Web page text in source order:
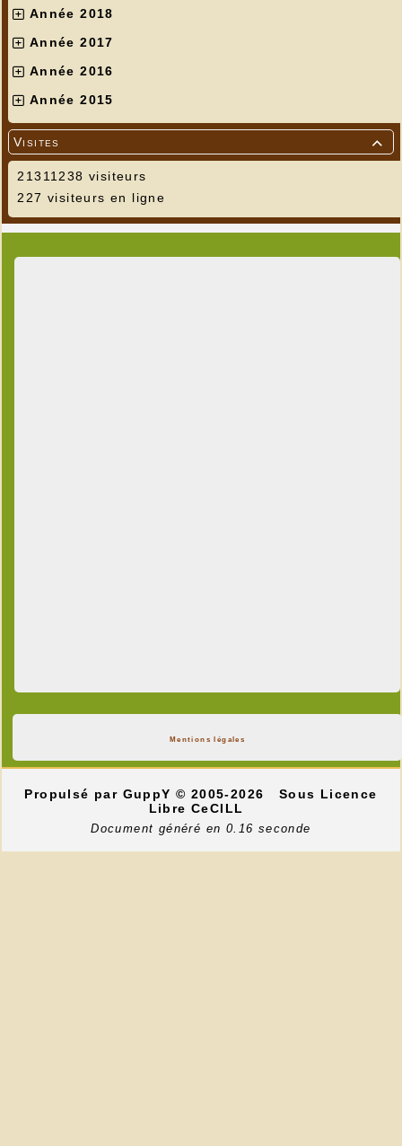
Année 2018
Année 2017
Année 2016
Année 2015

Visites
21311238 visiteurs
227 visiteurs en ligne
Mentions légales
Propulsé par GuppY© 2005-2026
Sous Licence
Libre CeCILL
Document généré en 0.16 seconde